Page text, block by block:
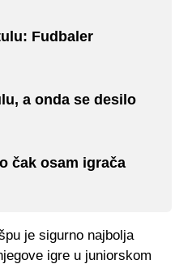
Fudbaler
a onda se desilo
čak osam igrača
je sigurno najbolja
igre u juniorskom